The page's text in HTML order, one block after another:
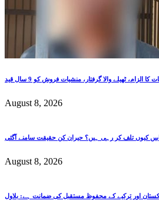
ٹھیلے والا گرفتار، منشیات فروش کو 9 سال قید
August 8, 2026
کتابیں کیوں تلف کر رہی ہیں؟ حیران کن حقیقت سامنے آگئی
August 8, 2026
اور ترکیے کے محفوظ مستقبل کی ضمانت ہے: بلاول